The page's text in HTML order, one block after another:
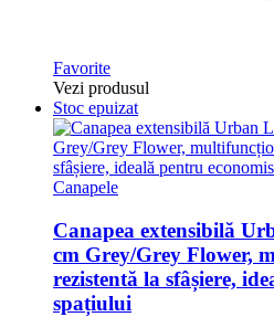
Favorite
Vezi produsul
Stoc epuizat
Canapele
Canapea extensibilă
cm Grey/Grey Flower,
rezistentă la sfâșiere,
spațiului